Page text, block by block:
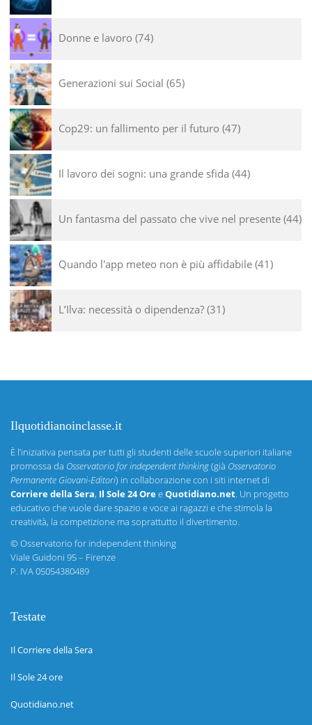
Donne e lavoro 74
Generazioni sui Social 65
Cop29: un fallimento per il futuro 47
Il lavoro dei sogni: una grande sfida 44
Un fantasma del passato che vive nel presente 44
Quando l'app meteo non è più affidabile 41
L’Ilva: necessità o dipendenza? 31
Ilquotidianoinclasse.it
È l’iniziativa pensata per tutti gli studenti delle scuole superiori italiane
promossa da Osservatorio for independent thinking(già Osservatorio
Permanente Giovani-Editori) in collaborazione con i siti internet di
Corriere della Sera, Il Sole 24 OreeQuotidiano.net. Un progetto
educativo che vuole dare spazio e voce ai ragazzi e che stimola la
creatività, la competizione ma soprattutto il divertimento.
©Osservatorio for independent thinking
Viale Guidoni 95 – Firenze
P. IVA 05054380489
Testate
Il Corriere della Sera
Il Sole 24 ore
Quotidiano.net